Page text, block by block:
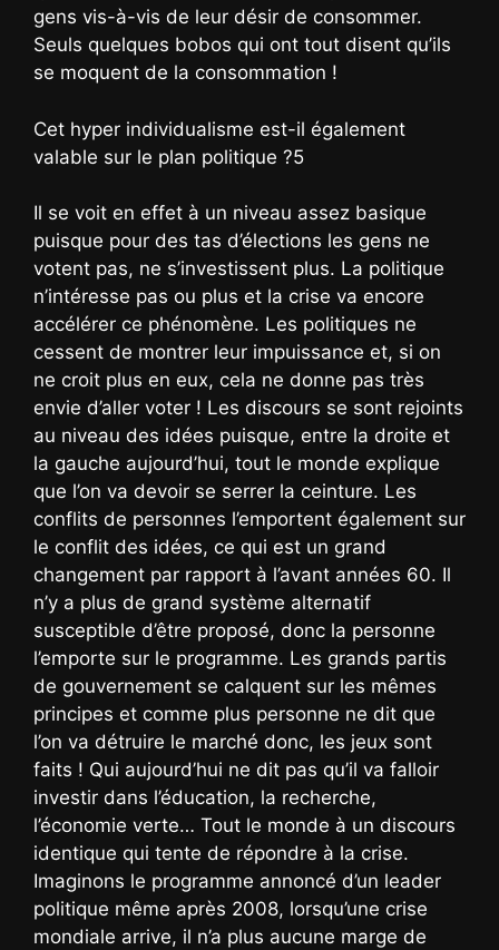
gens vis-à-vis de leur désir de consommer.
Seuls quelques bobos qui ont tout disent qu’ils
se moquent de la consommation !
Cet hyper individualisme est-il également
valable sur le plan politique ?5
Il se voit en effet à un niveau assez basique
puisque pour des tas d’élections les gens ne
votent pas, ne s’investissent plus. La politique
n’intéresse pas ou plus et la crise va encore
accélérer ce phénomène. Les politiques ne
cessent de montrer leur impuissance et, si on
ne croit plus en eux, cela ne donne pas très
envie d’aller voter ! Les discours se sont rejoints
au niveau des idées puisque, entre la droite et
la gauche aujourd’hui, tout le monde explique
que l’on va devoir se serrer la ceinture. Les
conflits de personnes l’emportent également sur
le conflit des idées, ce qui est un grand
changement par rapport à l’avant années 60. Il
n’y a plus de grand système alternatif
susceptible d’être proposé, donc la personne
l’emporte sur le programme. Les grands partis
de gouvernement se calquent sur les mêmes
principes et comme plus personne ne dit que
l’on va détruire le marché donc, les jeux sont
faits ! Qui aujourd’hui ne dit pas qu’il va falloir
investir dans l’éducation, la recherche,
l’économie verte… Tout le monde à un discours
identique qui tente de répondre à la crise.
Imaginons le programme annoncé d’un leader
politique même après 2008, lorsqu’une crise
mondiale arrive, il n’a plus aucune marge de